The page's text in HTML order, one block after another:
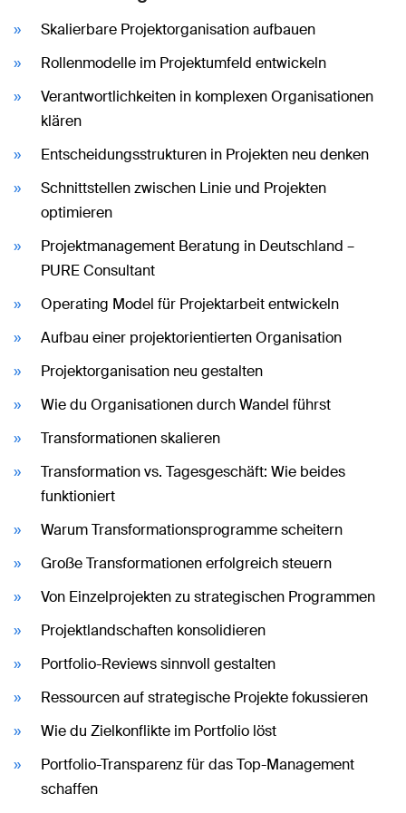
Skalierbare Projektorganisation aufbauen
Rollenmodelle im Projektumfeld entwickeln
Verantwortlichkeiten in komplexen Organisationen
klären
Entscheidungsstrukturen in Projekten neu denken
Schnittstellen zwischen Linie und Projekten
optimieren
Projektmanagement Beratung in Deutschland –
PURE Consultant
Operating Model für Projektarbeit entwickeln
Aufbau einer projektorientierten Organisation
Projektorganisation neu gestalten
Wie du Organisationen durch Wandel führst
Transformationen skalieren
Transformation vs. Tagesgeschäft: Wie beides
funktioniert
Warum Transformationsprogramme scheitern
Große Transformationen erfolgreich steuern
Von Einzelprojekten zu strategischen Programmen
Projektlandschaften konsolidieren
Portfolio-Reviews sinnvoll gestalten
Ressourcen auf strategische Projekte fokussieren
Wie du Zielkonflikte im Portfolio löst
Portfolio-Transparenz für das Top-Management
schaffen